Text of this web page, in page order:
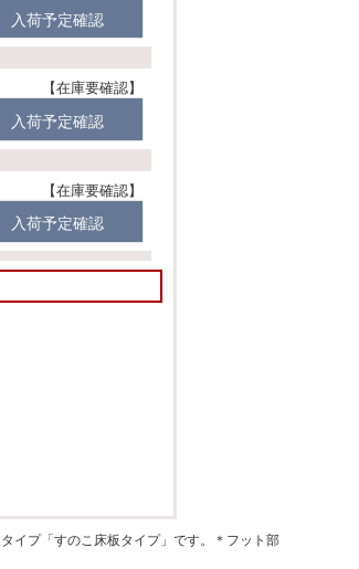
入荷予定確認
在庫要確認
入荷予定確認
在庫要確認
入荷予定確認
イプ「すのこ床板タイプ」です。＊フット部